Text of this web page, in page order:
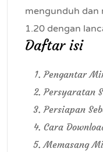
mengunduh dan
1.20 dengan
Daftar isi
Pengantar
Persyaratan
Persiapan
Cara
Memasang